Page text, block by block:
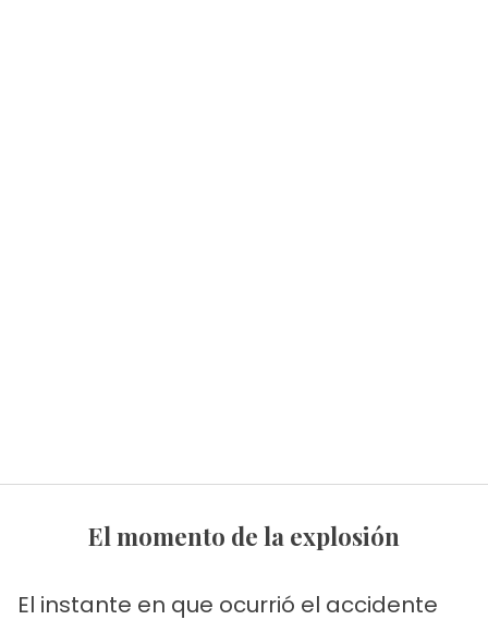
El momento de la explosión
El instante en que ocurrió el accidente